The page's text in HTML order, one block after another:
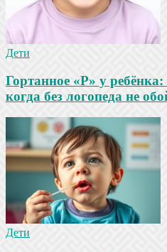
Дети
Гортанное «Р» у
когда без логопеда не
Дети